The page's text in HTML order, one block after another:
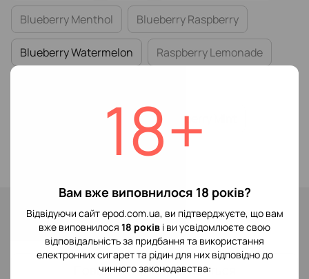
18+
Вам вже виповнилося 18 років?
Відвідуючи сайт epod.com.ua, ви підтверджуєте, що вам
вже виповнилося 18 років і ви усвідомлюєте свою
відповідальність за придбання та використання
електронних сигарет та рідин для них відповідно до
чинного законодавства:
Blueberry Menthol Blueberry Raspberry
Blueberry Watermelon Raspberry Lemonade
Strawberry Dragonfruit Cranberry Mint
Blackcurrant Grape
299 грн
Повідомити, коли з'явиться